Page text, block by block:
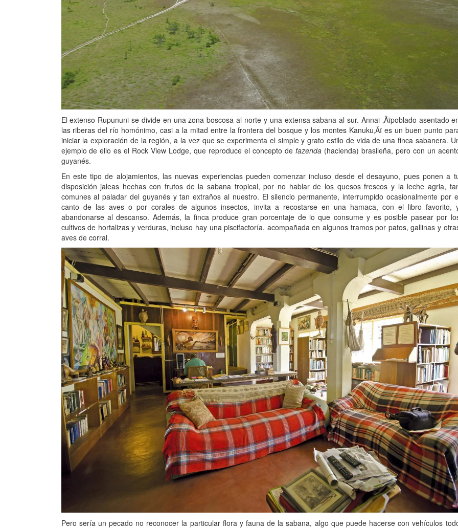
El extenso Rupununi se divide en una zona boscosa al norte y una extensa sabana al sur. Annai ‚Äïpoblado asentado
las riberas del río homónimo, casi a la mitad entre la frontera del bosque y los montes Kanuku‚Äï es un buen punto
iniciar la exploración de la región, a la vez que se experimenta el simple y grato estilo de vida de una finca sabanera.
ejemplo de ello es el Rock View Lodge, que reproduce el concepto de fazenda(hacienda) brasileña, pero con un
guyanés.
En este tipo de alojamientos, las nuevas experiencias pueden comenzar incluso desde el desayuno, pues ponen a
disposición jaleas hechas con frutos de la sabana tropical, por no hablar de los quesos frescos y la leche agria,
comunes al paladar del guyanés y tan extraños al nuestro. El silencio permanente, interrumpido ocasionalmente por
canto de las aves o por corales de algunos insectos, invita a recostarse en una hamaca, con el libro favorito,
abandonarse al descanso. Además, la finca produce gran porcentaje de lo que consume y es posible pasear por
cultivos de hortalizas y verduras, incluso hay una piscifactoría, acompañada en algunos tramos por patos, gallinas y
aves de corral.
Pero sería un pecado no reconocer la particular flora y fauna de la sabana, algo que puede hacerse con vehículos